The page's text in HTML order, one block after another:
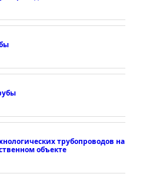
трубопроводов на
объекте